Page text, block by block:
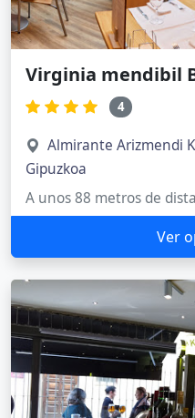
Virginia mendibil
4
Almirante Arizmendi
Gipuzkoa
A unos 88 metros de
Ver